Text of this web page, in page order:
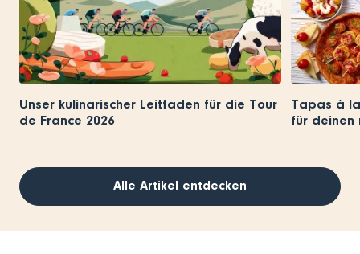
Unser kulinarischer Leitfaden für die Tour
de France 2026
Tapas à
für deinen
Alle Artikel entdecken